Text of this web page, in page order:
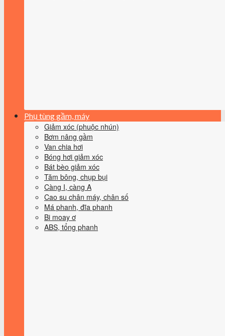
Phụ tùng gầm, máy
Giảm xóc (phuộc nhún)
Bơm nâng gầm
Van chia hơi
Bóng hơi giảm xóc
Bát bèo giảm xóc
Tăm bông, chụp bụi
Càng I, càng A
Cao su chân máy, chân số
Má phanh, đĩa phanh
Bi moay ơ
ABS, tổng phanh